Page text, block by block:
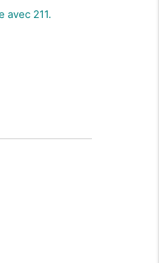
avec 211.